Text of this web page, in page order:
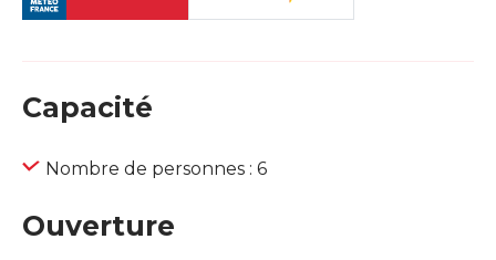
Capacité
Nombre de personnes : 6
Ouverture